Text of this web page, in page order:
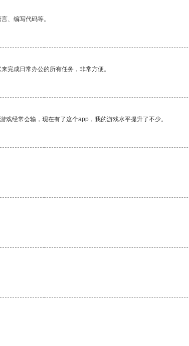
、编写代码等。
完成日常办公的所有任务，非常方便。
经常会输，现在有了这个app，我的游戏水平提升了不少。